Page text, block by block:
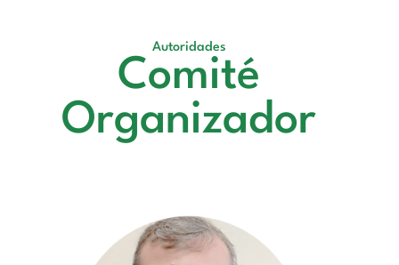
Autoridades
Comité
Organizador